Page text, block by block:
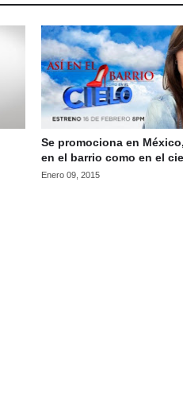
Se promociona en
en el barrio como en el
Enero 09, 2015